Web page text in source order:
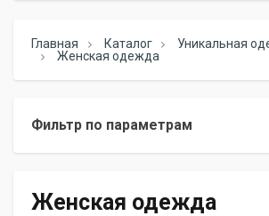
Главная Каталог
Уникальная
Женская одежда
Фильтр по параметрам
Женская одежда